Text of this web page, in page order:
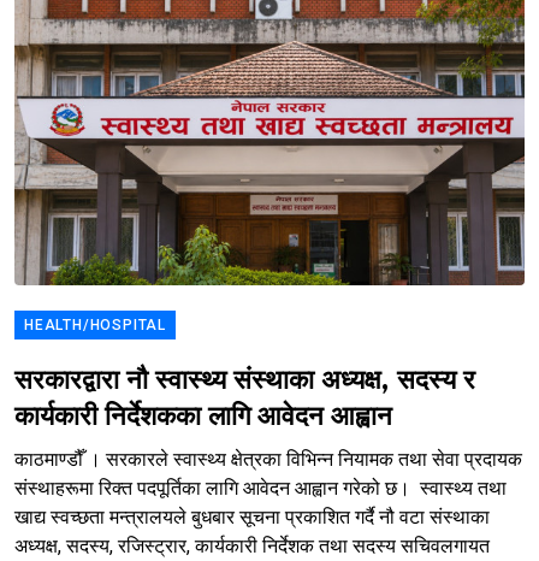
HEALTH/HOSPITAL
सरकारद्वारा नौ स्वास्थ्य संस्थाका अध्यक्ष, सदस्य र
कार्यकारी निर्देशकका लागि आवेदन आह्वान
काठमाण्डौँ । सरकारले स्वास्थ्य क्षेत्रका विभिन्न नियामक तथा सेवा प्रदायक
संस्थाहरूमा रिक्त पदपूर्तिका लागि आवेदन आह्वान गरेको छ। स्वास्थ्य तथा
खाद्य स्वच्छता मन्त्रालयले बुधबार सूचना प्रकाशित गर्दै नौ वटा संस्थाका
अध्यक्ष, सदस्य, रजिस्ट्रार, कार्यकारी निर्देशक तथा सदस्य सचिवलगायत